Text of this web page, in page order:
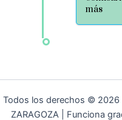
más
Todos los derechos © 2026
ZARAGOZA | Funciona